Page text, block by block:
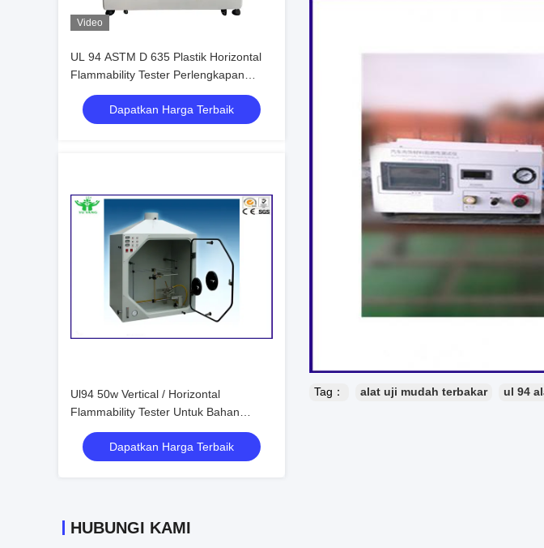
Video
UL 94 ASTM D 635 Plastik Horizontal
Flammability Tester Perlengkapan
pengujian tingkat pembakaran
Dapatkan Harga Terbaik
Ul94 50w Vertical / Horizontal
Flammability Tester Untuk Bahan
Plastik
Dapatkan Harga Terbaik
HUBUNGI KAMI
Tag： alat uji mudah terbakar ul 94